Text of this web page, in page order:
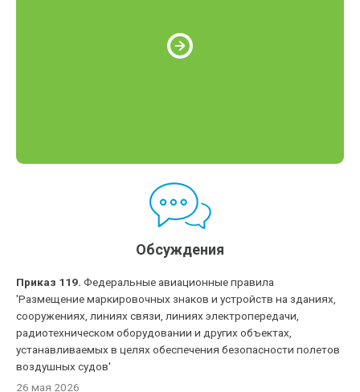
Обсуждения
Приказ 119. Федеральные авиационные правила
'Размещение маркировочных знаков и устройств на зданиях,
сооружениях, линиях связи, линиях электропередачи,
радиотехническом оборудовании и других объектах,
устанавливаемых в целях обеспечения безопасности полетов
воздушных судов'
26 мая 2026